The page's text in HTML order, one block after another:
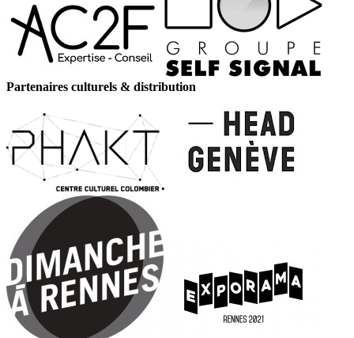
Partenaires culturels & distribution